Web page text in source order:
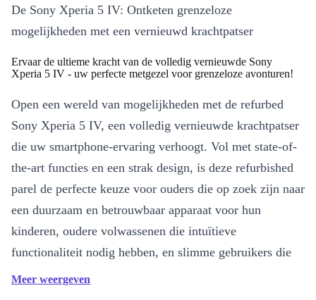
De Sony Xperia 5 IV: Ontketen grenzeloze
mogelijkheden met een vernieuwd krachtpatser
Ervaar de ultieme kracht van de volledig vernieuwde Sony
Xperia 5 IV - uw perfecte metgezel voor grenzeloze avonturen!
Open een wereld van mogelijkheden met de refurbed
Sony Xperia 5 IV, een volledig vernieuwde krachtpatser
die uw smartphone-ervaring verhoogt. Vol met state-of-
the-art functies en een strak design, is deze refurbished
parel de perfecte keuze voor ouders die op zoek zijn naar
een duurzaam en betrouwbaar apparaat voor hun
kinderen, oudere volwassenen die intuïtieve
functionaliteit nodig hebben, en slimme gebruikers die
zowel prestaties als milieuvriendelijkheid zoeken.
Meer weergeven